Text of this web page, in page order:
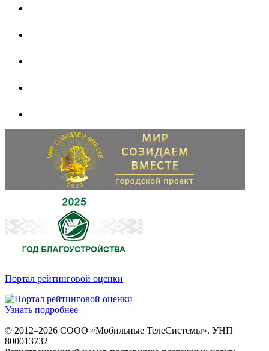
Портал рейтинговой оценки
Узнать подробнее
© 2012–2026 СООО «Мобильные ТелеСистемы». УНП
800013732